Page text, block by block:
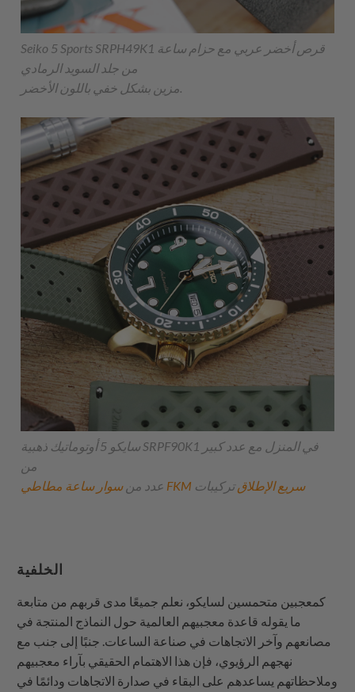
Seiko 5 Sports SRPH49K1 قرص أخضر عربي مع حزام ساعة
من جلد السويد الرمادي
مزين بشكل خفي باللون الأخضر.
سايكو 5 أوتوماتيك ذهبية SRPF90K1 في المنزل مع عدد كبير
من
عدد من
سوار ساعة مطاطي FKM سريع الإطلاقتركيبات
الخلفية
كمعجبين متحمسين لسايكو، نعلم جميعًا مدى قربهم من متابعة
ما يقوله قاعدة معجبيهم العالمية حول النماذج المنتجة في
مصانعهم وآخر الاتجاهات في صناعة الساعات. جنبًا إلى جنب مع
نهجهم الرؤيوي، فإن هذا الاهتمام الحقيقي بآراء معجبيهم
وملاحظاتهم يساعدهم على البقاء في صدارة الاتجاهات ودائمًا في